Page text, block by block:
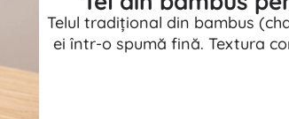
Telul tradițional din bambus
ei într-o spumă fină. Textura